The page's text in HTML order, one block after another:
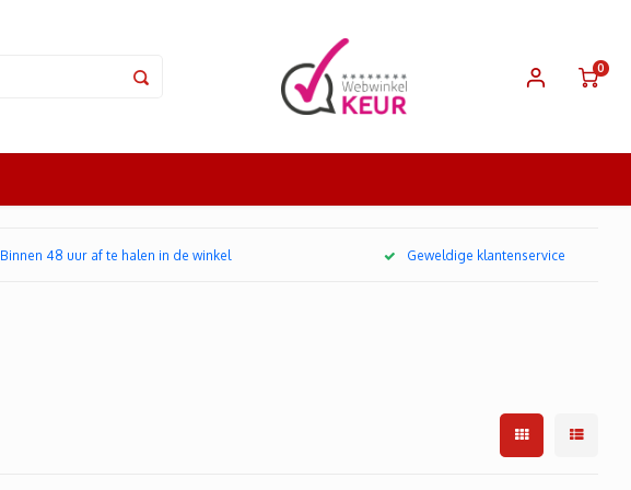
0
Binnen 48 uur af te halen in de winkel Geweldige klantenservice